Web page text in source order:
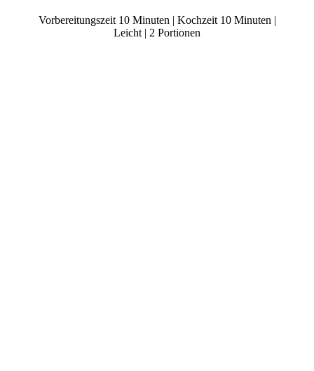
Vorbereitungszeit 10 Minuten | Kochzeit 10 Minuten |
Leicht | 2 Portionen